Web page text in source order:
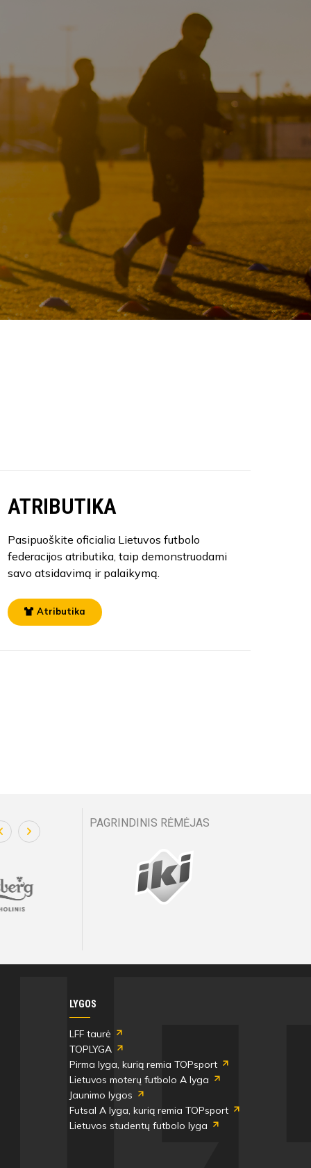
ATRIBUTIKA
Pasipuoškite oficialia Lietuvos futbolo
federacijos atributika, taip demonstruodami
savo atsidavimą ir palaikymą.
Atributika
PAGRINDINIS RĖMĖJAS
LYGOS
LFF taurė
TOPLYGA
Pirma lyga, kurią remia TOPsport
Lietuvos moterų futbolo A lyga
Jaunimo lygos
Futsal A lyga, kurią remia TOPsport
Lietuvos studentų futbolo lyga